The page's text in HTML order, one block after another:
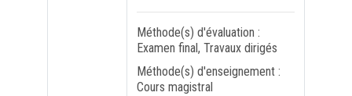
Méthode(s) d'évaluation :
Examen final, Travaux dirigés
Méthode(s) d'enseignement :
Cours magistral